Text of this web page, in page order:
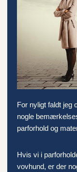
For nyligt faldt jeg
nogle
parforhold og
Hvis vi i
vovhund, er der